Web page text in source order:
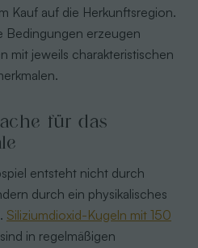
Kauf auf die Herkunftsregion.
Bedingungen erzeugen
mit jeweils charakteristischen
für das
entsteht nicht durch
durch ein physikalisches
Siliziumdioxid-Kugeln mit 150
in regelmäßigen